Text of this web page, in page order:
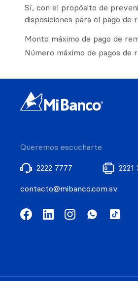
Sí, con el propósito de
disposiciones para el pago de
Monto máximo de pago de
Número máximo de pagos de
Queremos escucharte
2222 7777 2221
contacto@mibanco.com.sv